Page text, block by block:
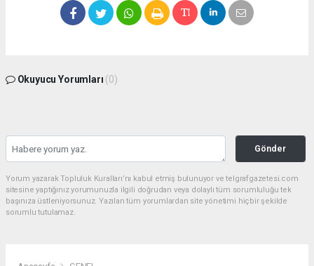
Okuyucu Yorumları (0)
Gönder
Yorum yazarak Topluluk Kuralları’nı kabul etmiş bulunuyor ve telgrafgazetesi.com
sitesine yaptığınız yorumunuzla ilgili doğrudan veya dolaylı tüm sorumluluğu tek
başınıza üstleniyorsunuz. Yazılan tüm yorumlardan site yönetimi hiçbir şekilde
sorumlu tutulamaz.